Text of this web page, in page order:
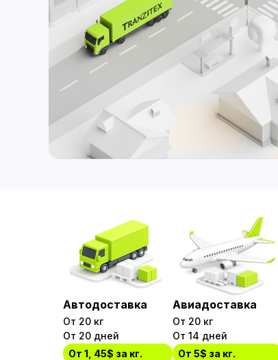
Автодоставка
От 20 кг
От 20 дней
От 1, 45$ за кг.
Авиадоставка
От 20 кг
От 14 дней
От 5$ за кг.